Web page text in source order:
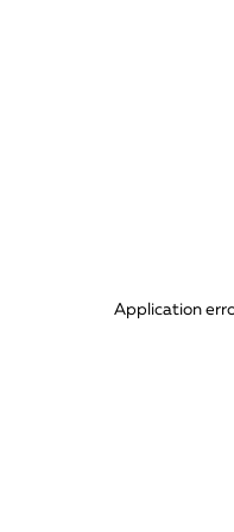
Application